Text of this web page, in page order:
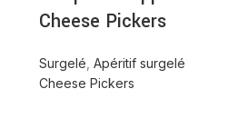
Cheese Pickers
Surgelé Apéritif surgelé
Cheese Pickers